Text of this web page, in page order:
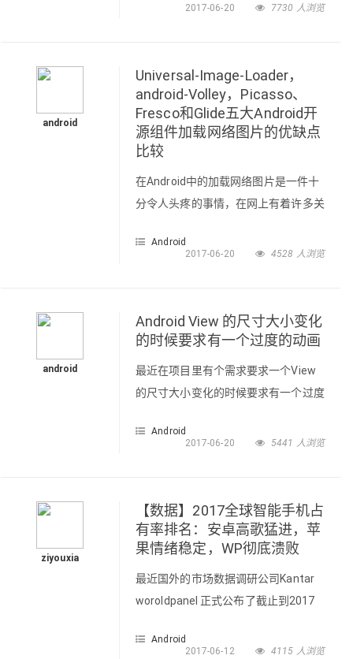
来获得宽度或者高度。这是获得一个
view的宽度和高度的方法之一。
OnGlobalLayoutLis
2017-06-20
7730 人浏览
android
Universal-Image-Loader，
android-Volley，Picasso、
Fresco和Glide五大Android开
源组件加载网络图片的优缺点
比较
在Android中的加载网络图片是一件十
分令人头疼的事情，在网上有着许多关
十分方便的加载网络图片。在这里我主
Picasso, Universal-Imageloader的一
些使用的感悟。以及最基本的用法介
绍。 一、android-Volley 给
是一个Image
Android
2017-06-20
4528 人浏览
android
Android View 的尺寸大小变化
的时候要求有一个过度的动画
最近在项目里有个需求要求一个View
的尺寸大小变化的时候要求有一个过度
（view.getLayoutParams().height
搞定，下面跟大家一起分享解决的方法
主要是继承Animation重写里面的几个
方法，成功搞定@Override protected
void applyTransformation(float
Android
2017-06-20
5441 人浏览
ziyouxia
【数据】2017全球智能手机占
有率排名：安卓高歌猛进，苹
果情绪稳定，WP彻底溃败
最近国外的市场数据调研公司Kantar
woroldpanel 正式公布了截止到2017
最新排名情况，这个份数据主要包含目
Android
2017-06-12
4115 人浏览